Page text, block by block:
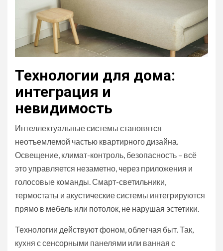
Технологии для дома:
интеграция и
невидимость
Интеллектуальные системы становятся
неотъемлемой частью квартирного дизайна.
Освещение, климат-контроль, безопасность – всё
это управляется незаметно, через приложения и
голосовые команды. Смарт-светильники,
термостаты и акустические системы интегрируются
прямо в мебель или потолок, не нарушая эстетики.
Технологии действуют фоном, облегчая быт. Так,
кухня с сенсорными панелями или ванная с